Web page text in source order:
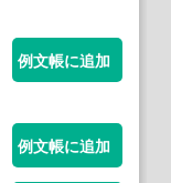
例文帳に追加
例文帳に追加